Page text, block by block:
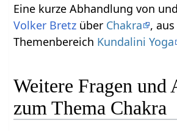
Eine kurze Abhandlung von
Volker Bretz über Chakra
,
Themenbereich Kundalini Yoga
Weitere Fragen und
zum Thema Chakra